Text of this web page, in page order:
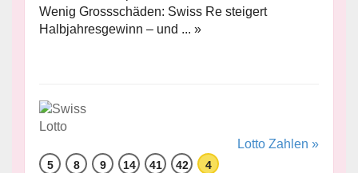
Wenig Grossschäden: Swiss Re steigert
Halbjahresgewinn – und ... »
Lotto Zahlen »
5 8 9 14 41 42 4